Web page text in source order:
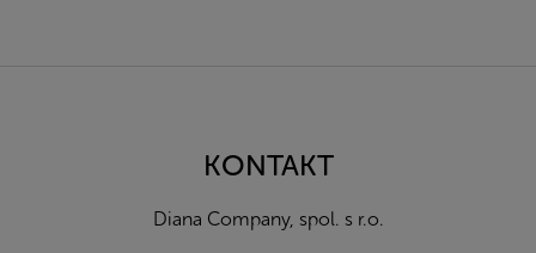
KONTAKT
Diana Company, spol. s r.o.